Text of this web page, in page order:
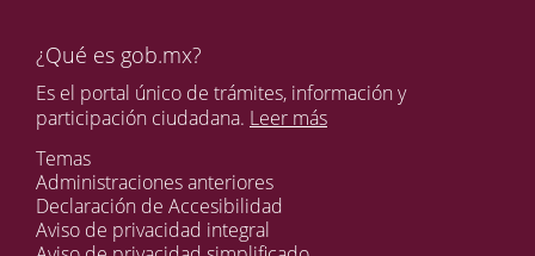
¿Qué es gob.mx?
Es el portal único de trámites, información y
participación ciudadana. Leer más
Temas
Administraciones anteriores
Declaración de Accesibilidad
Aviso de privacidad integral